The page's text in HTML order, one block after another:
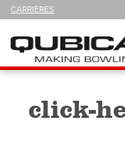
CARRIÈRES
NOUS
Navigation
click-